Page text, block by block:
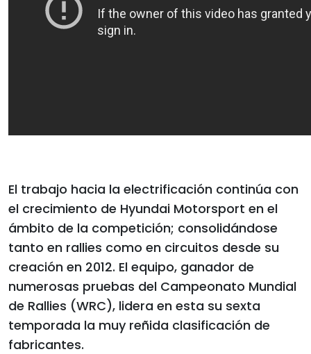
El trabajo hacia la electrificación continúa con
el crecimiento de Hyundai Motorsport en el
ámbito de la competición; consolidándose
tanto en rallies como en circuitos desde su
creación en 2012. El equipo, ganador de
numerosas pruebas del Campeonato Mundial
de Rallies (WRC), lidera en esta su sexta
temporada la muy reñida clasificación de
fabricantes.